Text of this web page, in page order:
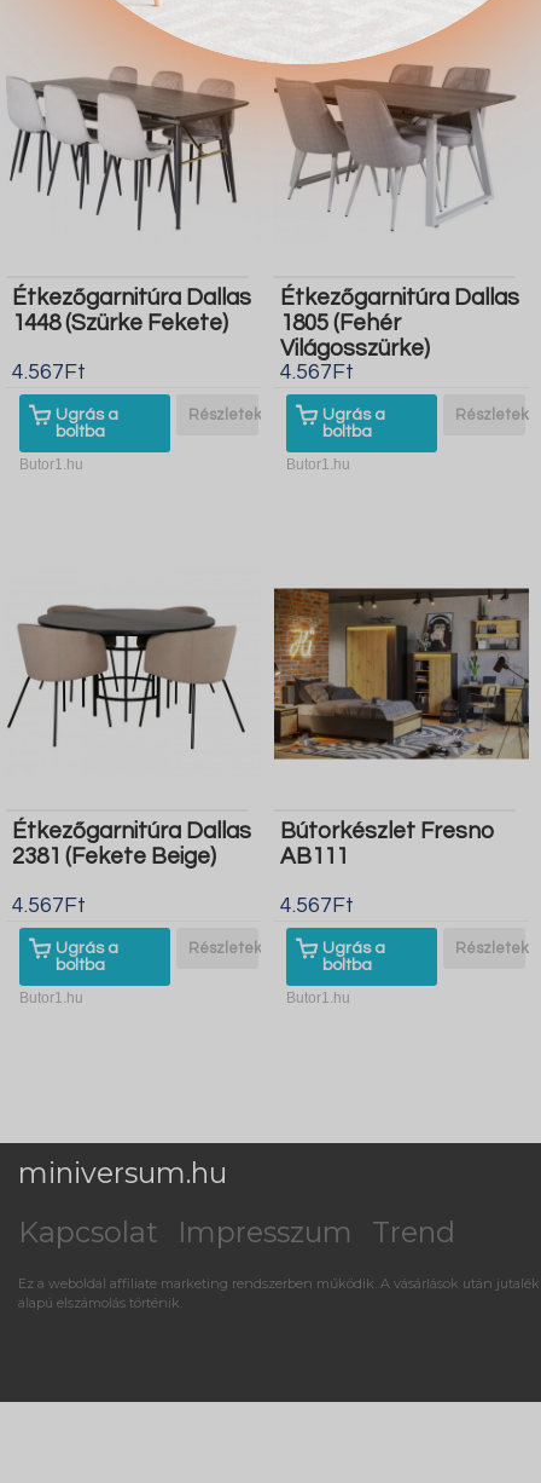
Étkezőgarnitúra Dallas
1448 (Szürke Fekete)
4.567Ft
Ugrás a
boltba
Részletek
Butor1.hu
Étkezőgarnitúra Dallas
1805 (Fehér
Világosszürke)
4.567Ft
Ugrás a
boltba
Részletek
Butor1.hu
Étkezőgarnitúra Dallas
2381 (Fekete Beige)
4.567Ft
Ugrás a
boltba
Részletek
Butor1.hu
Bútorkészlet Fresno
AB111
4.567Ft
Ugrás a
boltba
Részletek
Butor1.hu
miniversum.hu
Kapcsolat
Impresszum Trend
Ez a weboldal affiliate marketing rendszerben működik. A vásárlások után jutalék
alapú elszámolás történik.